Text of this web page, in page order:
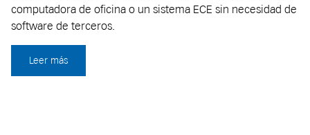
computadora de oficina o un sistema ECE sin necesidad de
software de terceros.
Leer más